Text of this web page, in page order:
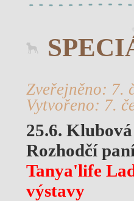
Zveřejněno: 7.
Vytvořeno: 7.
25.6.
Rozhodčí
Tanya'life
výstavy